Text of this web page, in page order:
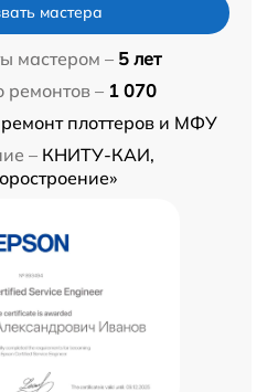
мастера
мастером – 5 лет
– 1 070
ремонт плоттеров и МФУ
– КНИТУ-КАИ,